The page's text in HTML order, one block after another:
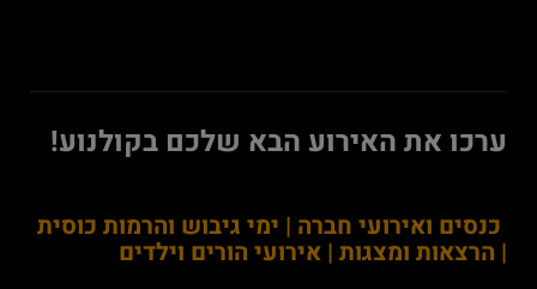
ערכו את האירוע הבא שלכם בקולנוע!
כנסים ואירועי חברה | ימי גיבוש והרמות כוסית
| הרצאות ומצגות | אירועי הורים וילדים